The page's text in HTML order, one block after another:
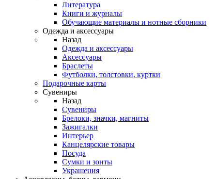
Литература
Книги и журналы
Обучающие материалы и нотные сборники
Одежда и аксессуары
Назад
Одежда и аксессуары
Аксессуары
Браслеты
Футболки, толстовки, куртки
Подарочные карты
Сувениры
Назад
Сувениры
Брелоки, значки, магниты
Зажигалки
Интерьер
Канцелярские товары
Посуда
Сумки и зонты
Украшения